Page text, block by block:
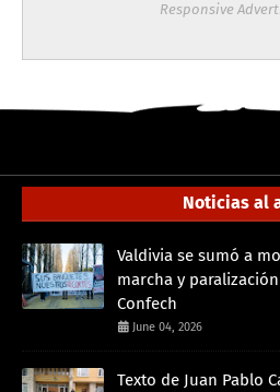
Responsive
Noticias al
Valdivia se sumó a
marcha y
Confech
June 04, 2026
Texto de Juan Pablo